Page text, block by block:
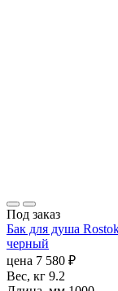
Под заказ
Бак для душа
черный
цена 7 580 ₽
Вес, кг 9.2